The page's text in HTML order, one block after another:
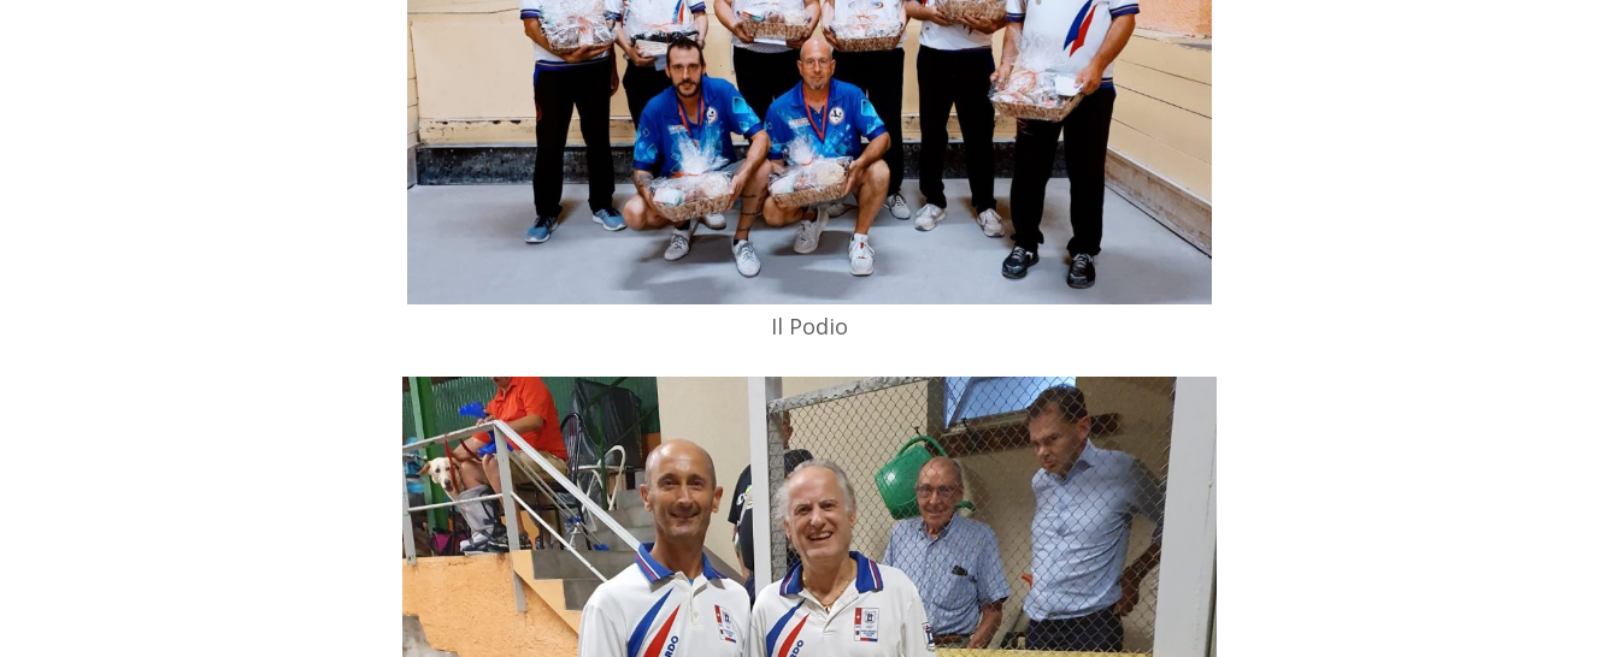
Il Podio